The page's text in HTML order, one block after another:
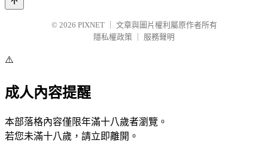
© 2026 PIXNET
文章與圖片權利屬原作者所有
隱私權政策
服務聲明
⚠️
成人內容提醒
本部落格內容僅限年滿十八歲者瀏覽。
若您未滿十八歲，請立即離開。